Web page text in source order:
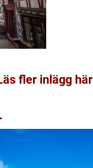
fler inlägg här